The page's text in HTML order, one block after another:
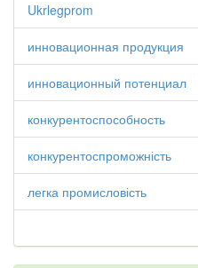
Ukrlegprom
инновационная продукция
инновационный потенциал
конкурентоспособность
конкурентоспроможність
легка промисловість